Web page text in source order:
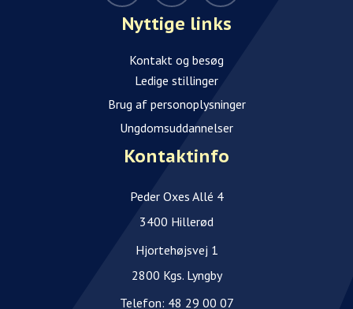
Nyttige links
Kontakt og besøg
Ledige stillinger
Brug af personoplysninger
Ungdomsuddannelser
Kontaktinfo
Peder Oxes Allé 4
3400 Hillerød
Hjortehøjsvej 1
2800 Kgs. Lyngby
Telefon: 48 29 00 07